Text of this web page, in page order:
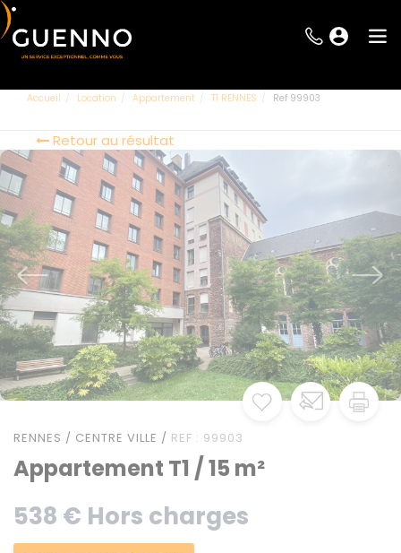
Accueil Location Appartement T1 RENNES Ref 99903
Retour au résultat
RENNES / CENTRE VILLE / REF : 99903
Appartement T1 / 15 m²
538 € Hors charges